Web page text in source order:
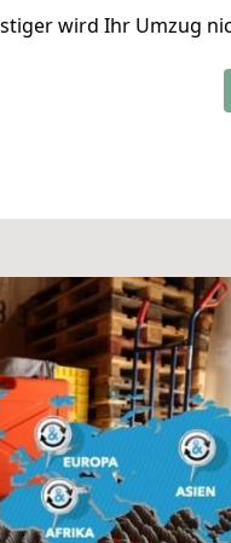
wird Ihr Umzug